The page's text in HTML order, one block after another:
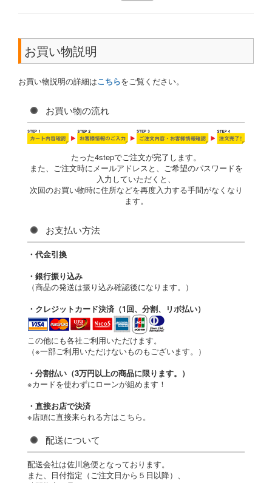
お買い物説明
お買い物説明の詳細はこちらをご覧ください。
お買い物の流れ
たった4stepでご注文が完了します。
また、ご注文時にメールアドレスと、ご希望のパスワードを
入力していただくと、
次回のお買い物時に住所などを再度入力する手間がなくなり
ます。
お支払い方法
・代金引換
・銀行振り込み
（商品の発送は振り込み確認後になります。）
・クレジットカード決済（1回、分割、リボ払い）
この他にも各社ご利用いただけます。
（※一部ご利用いただけないものもございます。）
・分割払い（3万円以上の商品に限ります。）
※カードを使わずにローンが組めます！
・直接お店で決済
※店頭に直接来られる方はこちら。
配送について
配送会社は佐川急便となっております。
また、日付指定（ご注文日から５日以降）、